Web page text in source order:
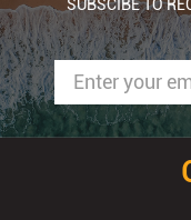
SUBSCIBE TO